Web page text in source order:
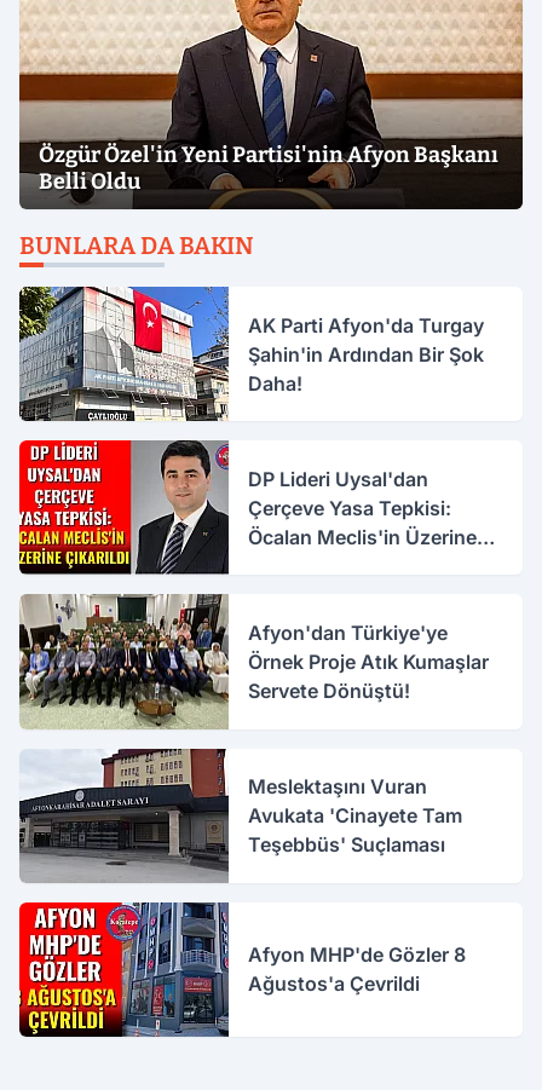
Özgür Özel'in Yeni Partisi'nin Afyon Başkanı
Belli Oldu
BUNLARA DA BAKIN
AK Parti Afyon'da Turgay
Şahin'in Ardından Bir Şok
Daha!
DP Lideri Uysal'dan
Çerçeve Yasa Tepkisi:
Öcalan Meclis'in Üzerine
Afyon'dan Türkiye'ye
Örnek Proje Atık Kumaşlar
Servete Dönüştü!
Meslektaşını Vuran
Avukata 'Cinayete Tam
Teşebbüs' Suçlaması
Afyon MHP'de Gözler 8
Ağustos'a Çevrildi